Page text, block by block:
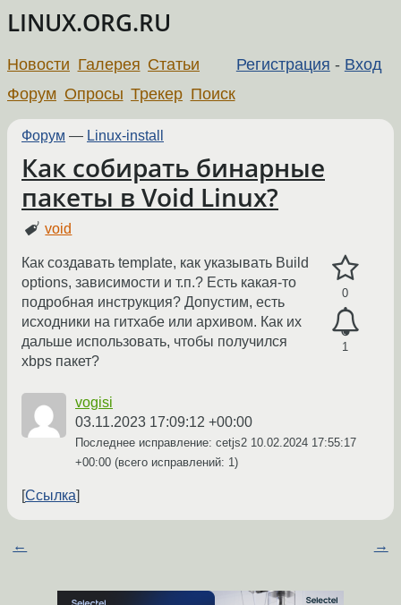
LINUX.ORG.RU
Регистрация - Вход
Новости Галерея Статьи
Форум Опросы Трекер Поиск
Форум — Linux-install
Как собирать бинарные
пакеты в Void Linux?
void
0
1
Как создавать template, как указывать Build
options, зависимости и т.п.? Есть какая-то
подробная инструкция? Допустим, есть
исходники на гитхабе или архивом. Как их
дальше использовать, чтобы получился
xbps пакет?
vogisi
03.11.2023 17:09:12 +00:00
Последнее исправление: cetjs2 10.02.2024 17:55:17
+00:00 (всего исправлений: 1)
Ссылка
← →